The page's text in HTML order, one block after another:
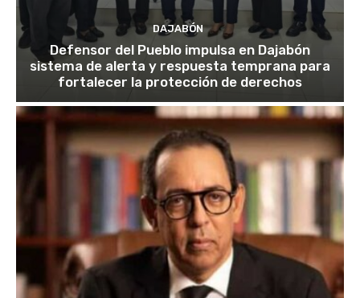
DAJABÓN
Defensor del Pueblo impulsa en Dajabón
sistema de alerta y respuesta temprana para
fortalecer la protección de derechos